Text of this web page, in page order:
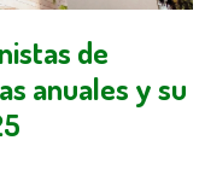
de
anuales y su